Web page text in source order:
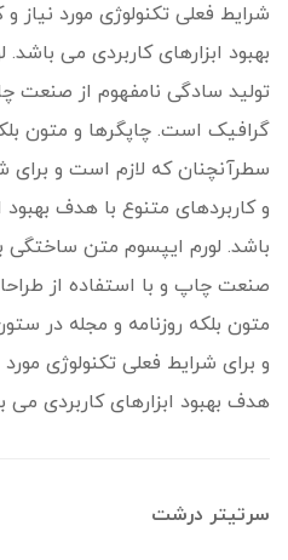
شرایط فعلی تکنولوژی مورد نیاز
بهبود ابزارهای کاربردی می
تولید سادگی نامفهوم از صنعت
گرافیک است. چاپگرها و متون
سطرآنچنان که لازم است و برای
و کاربردهای متنوع با هدف بهبود
باشد. لورم ایپسوم متن ساختگی
صنعت چاپ و با استفاده از
متون بلکه روزنامه و مجله در
و برای شرایط فعلی تکنولوژی مورد
هدف بهبود ابزارهای کاربردی می
سرتیتر درشت